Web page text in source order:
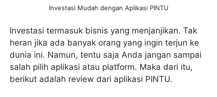
Investasi Mudah dengan Aplikasi PINTU
Investasi termasuk bisnis yang menjanjikan. Tak
heran jika ada banyak orang yang ingin terjun ke
dunia ini. Namun, tentu saja Anda jangan sampai
salah pilih aplikasi atau platform. Maka dari itu,
berikut adalah review dari aplikasi PINTU.